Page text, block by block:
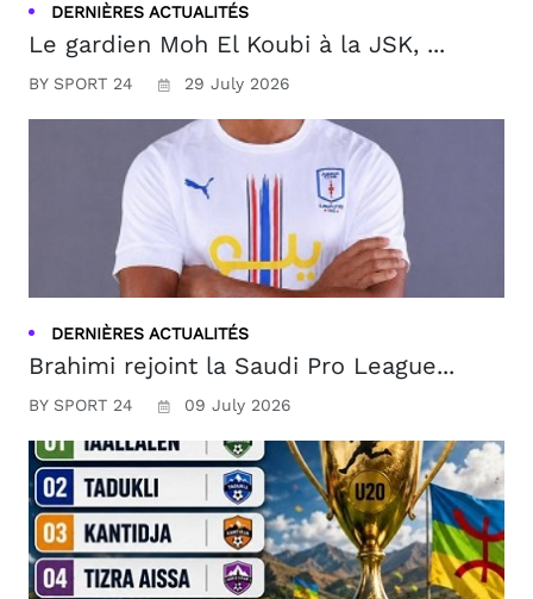
DERNIÈRES ACTUALITÉS
Le gardien Moh El Koubi à la JSK, ...
BY SPORT 24 29 July 2026
DERNIÈRES ACTUALITÉS
Brahimi rejoint la Saudi Pro League...
BY SPORT 24 09 July 2026